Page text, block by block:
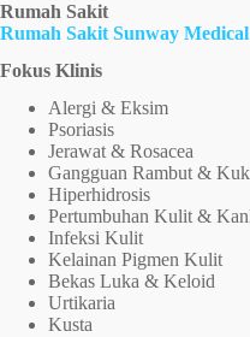
Rumah Sakit
Rumah Sakit Sunway
Fokus Klinis
Alergi & Eksim
Psoriasis
Jerawat & Rosacea
Gangguan Rambut &
Hiperhidrosis
Pertumbuhan Kulit &
Infeksi Kulit
Kelainan Pigmen Kulit
Bekas Luka & Keloid
Urtikaria
Kusta